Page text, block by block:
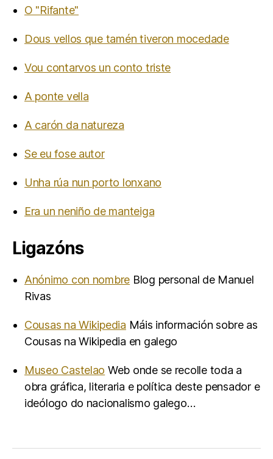
O "Rifante"
Dous vellos que tamén tiveron mocedade
Vou contarvos un conto triste
A ponte vella
A carón da natureza
Se eu fose autor
Unha rúa nun porto lonxano
Era un neniño de manteiga
Ligazóns
Anónimo con nombre Blog personal de Manuel
Rivas
Cousas na Wikipedia Máis información sobre as
Cousas na Wikipedia en galego
Museo Castelao Web onde se recolle toda a
obra gráfica, literaria e política deste pensador e
ideólogo do nacionalismo galego…